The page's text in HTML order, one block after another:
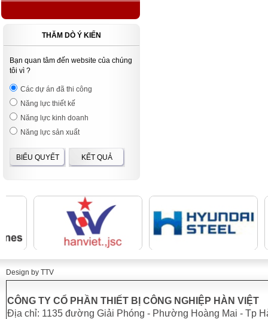
THĂM DÒ Ý KIẾN
Bạn quan tâm đến website của chúng
tôi vì ?
Các dự án đã thi công
Năng lực thiết kế
Năng lực kinh doanh
Năng lực sản xuất
BIỂU QUYẾT KẾT QUẢ
Design by TTV
CÔNG TY CỔ PHẦN THIẾT BỊ CÔNG NGHIỆP HÀN VIỆT
Địa chỉ: 1135 đường Giải Phóng - Phường Hoàng Mai - Tp